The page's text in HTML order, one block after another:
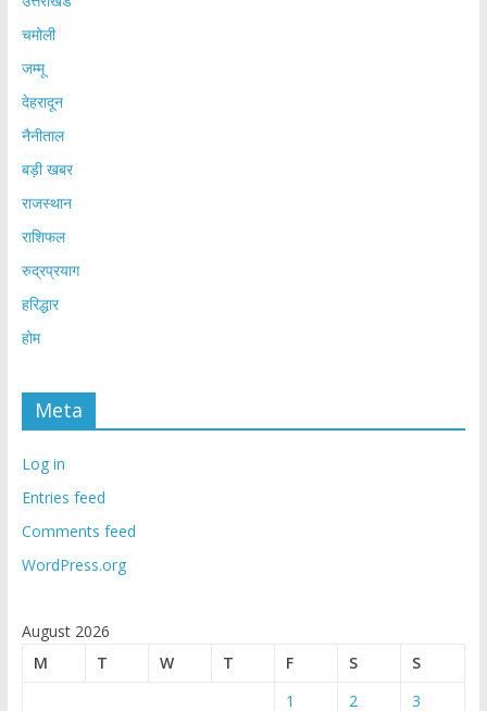
चमोली
जम्मू
देहरादून
नैनीताल
बड़ी खबर
राजस्थान
राशिफल
रुद्रप्रयाग
हरिद्धार
होम
Meta
Log in
Entries feed
Comments feed
WordPress.org
August 2026
M
T W T F S
S
1
2 3